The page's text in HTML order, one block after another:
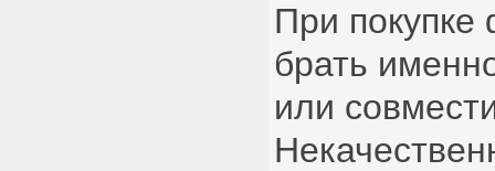
При
брать
или